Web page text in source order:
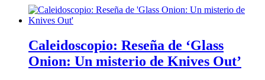
Caleidoscopio: Reseña de ‘Glass
Onion: Un misterio de Knives Out’